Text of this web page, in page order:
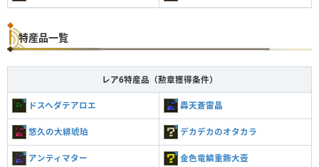
特産品一覧
レア6特産品（勲章獲得条件）
ドスヘダテアロエ 轟天蒼雷晶
悠久の大緋琥珀 デカデカのオタカラ
アンティマター 金色竜鱗重飾大壺